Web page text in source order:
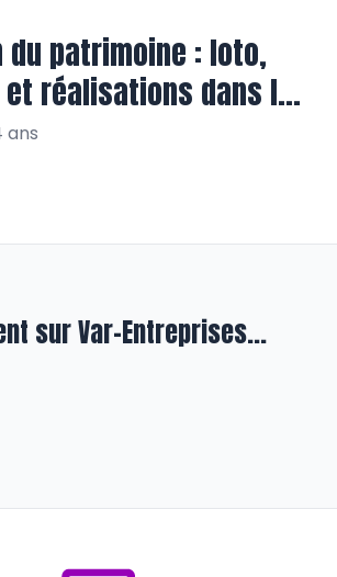
du patrimoine : loto,
réalisations dans le
ans
sur Var-Entreprises...